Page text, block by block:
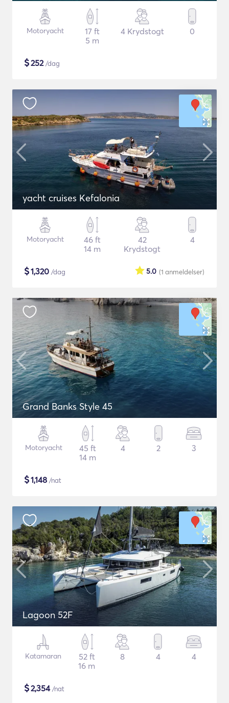
Motoryacht
17 ft
5 m
4 Krydstogt 0
$252/dag
yacht cruises Kefalonia
Motoryacht
46 ft
14 m
42
Krydstogt
4
$1,320 /dag (1 anmeldelser)
5.0
Grand Banks Style 45
Motoryacht
45 ft
14 m
4 2 3
$1,148 /nat
Lagoon 52F
Katamaran
52 ft
16 m
8 4 4
$2,354/nat